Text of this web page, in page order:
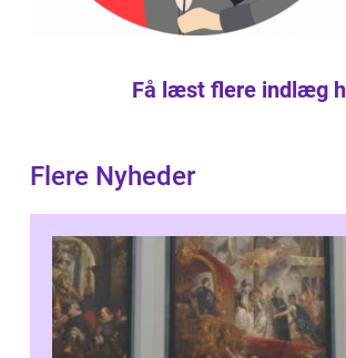
Få læst flere indlæg
Flere Nyheder